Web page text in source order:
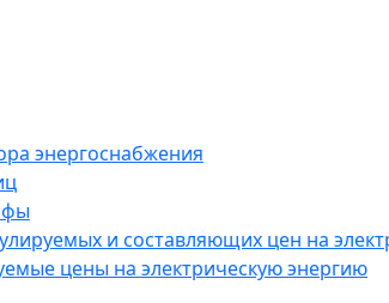
энергоснабжения
и составляющих цен на
цены на электрическую энергию